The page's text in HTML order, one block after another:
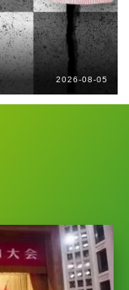
2026-08-05